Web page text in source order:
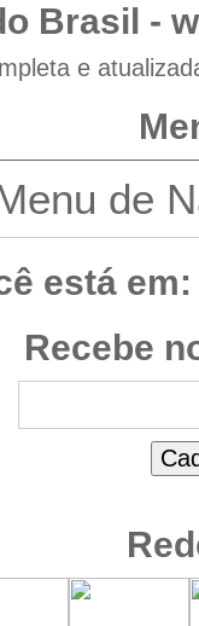
Brasil -
e
está em:
Recebe